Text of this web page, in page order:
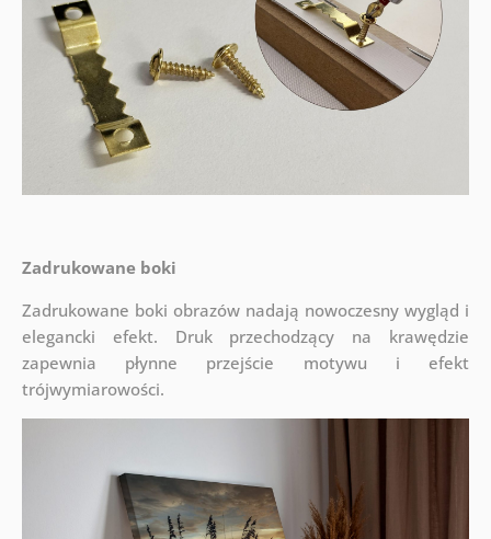
Zadrukowane boki
Zadrukowane boki obrazów nadają nowoczesny wygląd i
elegancki efekt. Druk przechodzący na krawędzie
zapewnia płynne przejście motywu i efekt
trójwymiarowości.